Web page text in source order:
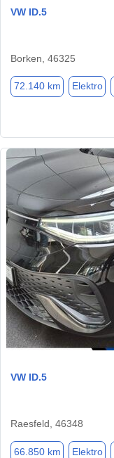
VW ID.5
Borken, 46325
72.140 km Elektro
VW ID.5
Raesfeld, 46348
66.850 km Elektro